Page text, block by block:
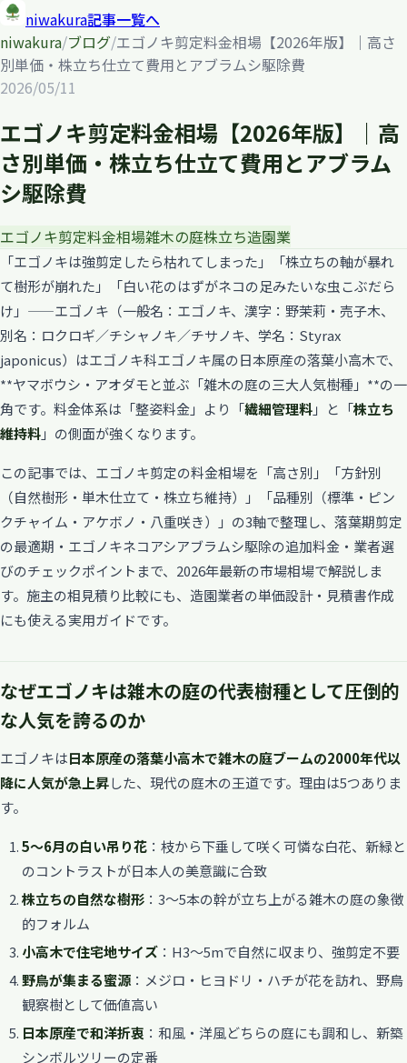
niwakura記事一覧へ
niwakura/ブログ/エゴノキ剪定料金相場【2026年版】｜高さ
別単価・株立ち仕立て費用とアブラムシ駆除費
2026/05/11
エゴノキ剪定料金相場【2026年版】｜高
さ別単価・株立ち仕立て費用とアブラム
シ駆除費
エゴノキ剪定料金相場雑木の庭株立ち造園業
「エゴノキは強剪定したら枯れてしまった」「株立ちの軸が暴れ
て樹形が崩れた」「白い花のはずがネコの足みたいな虫こぶだら
け」——エゴノキ（一般名：エゴノキ、漢字：野茉莉・売子木、
別名：ロクロギ／チシャノキ／チサノキ、学名：Styrax
japonicus）はエゴノキ科エゴノキ属の日本原産の落葉小高木で、
**ヤマボウシ・アオダモと並ぶ「雑木の庭の三大人気樹種」**の一
角です。料金体系は「整姿料金」より「繊細管理料」と「株立ち
維持料」の側面が強くなります。
この記事では、エゴノキ剪定の料金相場を「高さ別」「方針別
（自然樹形・単木仕立て・株立ち維持）」「品種別（標準・ピン
クチャイム・アケボノ・八重咲き）」の3軸で整理し、落葉期剪定
の最適期・エゴノキネコアシアブラムシ駆除の追加料金・業者選
びのチェックポイントまで、2026年最新の市場相場で解説しま
す。施主の相見積り比較にも、造園業者の単価設計・見積書作成
にも使える実用ガイドです。
なぜエゴノキは雑木の庭の代表樹種として圧倒的
な人気を誇るのか
エゴノキは日本原産の落葉小高木で雑木の庭ブームの2000年代以
降に人気が急上昇した、現代の庭木の王道です。理由は5つありま
す。
5〜6月の白い吊り花 ：枝から下垂して咲く可憐な白花、新緑と
のコントラストが日本人の美意識に合致
株立ちの自然な樹形 ：3〜5本の幹が立ち上がる雑木の庭の象徴
的フォルム
小高木で住宅地サイズ ：H3〜5mで自然に収まり、強剪定不要
野鳥が集まる蜜源 ：メジロ・ヒヨドリ・ハチが花を訪れ、野鳥
観察樹として価値高い
日本原産で和洋折衷 ：和風・洋風どちらの庭にも調和し、新築
シンボルツリーの定番